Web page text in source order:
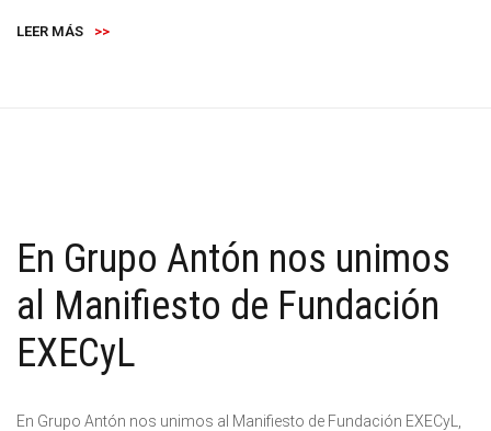
LEER MÁS >>
En Grupo Antón nos unimos
al Manifiesto de Fundación
EXECyL
En Grupo Antón nos unimos al Manifiesto de Fundación EXECyL,